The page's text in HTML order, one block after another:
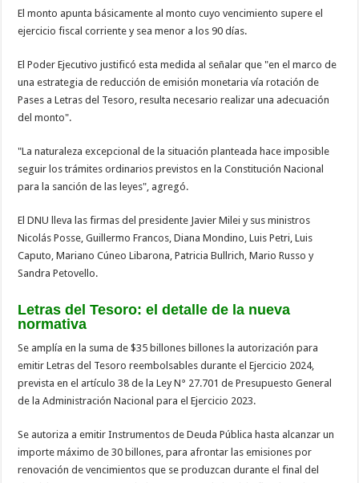
El monto apunta básicamente al monto cuyo vencimiento supere el
ejercicio fiscal corriente y sea menor a los 90 días.
El Poder Ejecutivo justificó esta medida al señalar que "en el marco de
una estrategia de reducción de emisión monetaria vía rotación de
Pases a Letras del Tesoro, resulta necesario realizar una adecuación
del monto".
"La naturaleza excepcional de la situación planteada hace imposible
seguir los trámites ordinarios previstos en la Constitución Nacional
para la sanción de las leyes", agregó.
El DNU lleva las firmas del presidente Javier Milei y sus ministros
Nicolás Posse, Guillermo Francos, Diana Mondino, Luis Petri, Luis
Caputo, Mariano Cúneo Libarona, Patricia Bullrich, Mario Russo y
Sandra Petovello.
Letras del Tesoro: el detalle de la nueva
normativa
Se amplía en la suma de $35 billones billones la autorización para
emitir Letras del Tesoro reembolsables durante el Ejercicio 2024,
prevista en el artículo 38 de la Ley N° 27.701 de Presupuesto General
de la Administración Nacional para el Ejercicio 2023.
Se autoriza a emitir Instrumentos de Deuda Pública hasta alcanzar un
importe máximo de 30 billones, para afrontar las emisiones por
renovación de vencimientos que se produzcan durante el final del